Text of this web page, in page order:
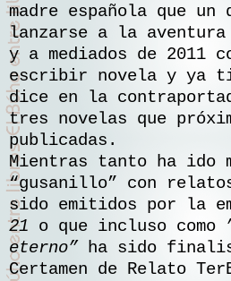
madre española que
lanzarse a la
y a mediados de 2011
escribir novela y ya
dice en la
tres novelas que
publicadas.
Mientras tanto ha ido
“gusanillo” con
sido emitidos por la
21 o que incluso como
eterno” ha sido
Certamen de Relato